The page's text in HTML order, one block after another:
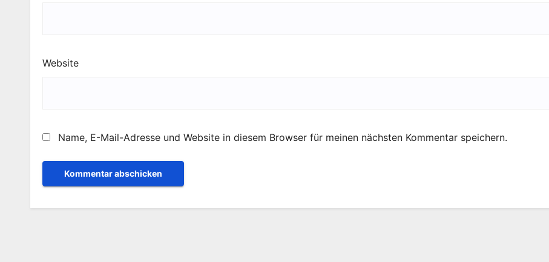
Website
Name, E-Mail-Adresse und Website in diesem Browser für meinen nächsten Kommentar speichern.